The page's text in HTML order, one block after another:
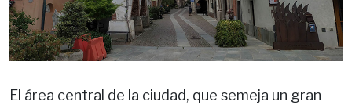
El área central de la ciudad, que semeja un gran